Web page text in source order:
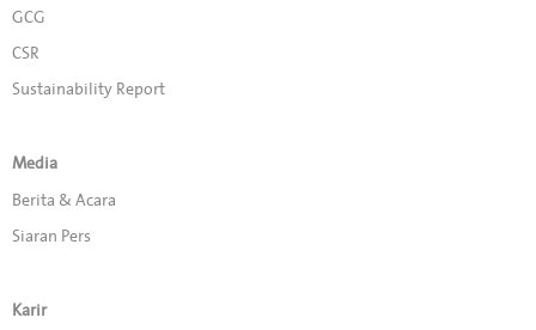
GCG
CSR
Sustainability Report
Media
Berita & Acara
Siaran Pers
Karir